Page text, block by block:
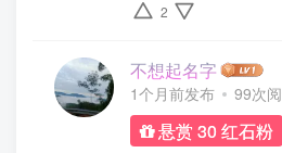
2
不想起名字
1个月前发布 99次
悬赏 30 红石粉